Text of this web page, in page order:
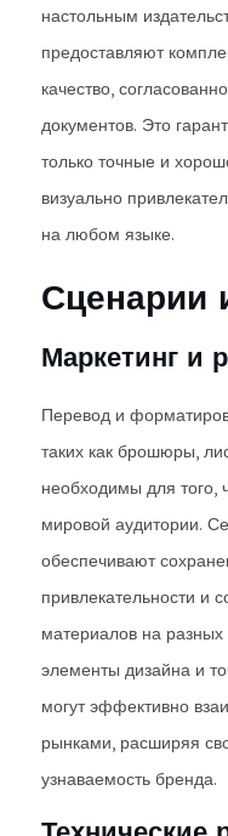
настольным
предоставляют
качество,
документов. Это
только точные и
визуально
на любом языке.
Сценарии
Маркетинг и
Перевод и
таких как брошюры,
необходимы для того,
мировой аудитории.
обеспечивают
привлекательности и
материалов на
элементы дизайна и
могут эффективно
рынками, расширяя
узнаваемость бренда.